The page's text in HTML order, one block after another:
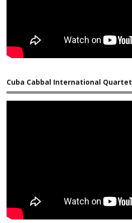
Cuba Cabbal International Quartet